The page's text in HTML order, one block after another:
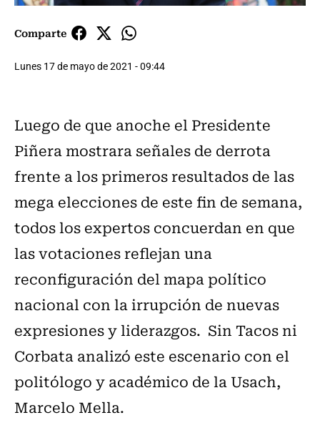
Comparte
Lunes 17 de mayo de 2021 - 09:44
Luego de que anoche el Presidente
Piñera mostrara señales de derrota
frente a los primeros resultados de las
mega elecciones de este fin de semana,
todos los expertos concuerdan en que
las votaciones reflejan una
reconfiguración del mapa político
nacional con la irrupción de nuevas
expresiones y liderazgos. Sin Tacos ni
Corbata analizó este escenario con el
politólogo y académico de la Usach,
Marcelo Mella.